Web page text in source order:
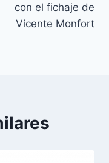
con el fichaje de
Vicente Monfort